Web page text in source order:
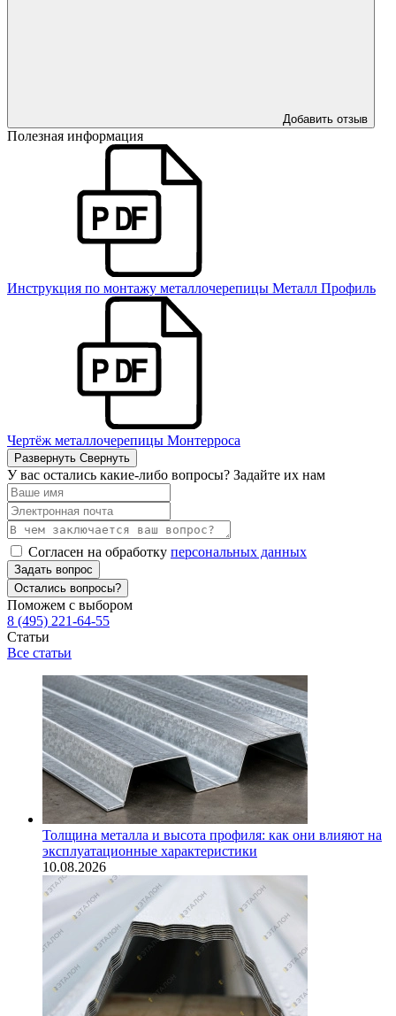
Добавить отзыв
Полезная информация
Инструкция по монтажу металлочерепицы Металл Профиль
Чертёж металлочерепицы Монтерроса
Развернуть Свернуть
У вас остались какие-либо вопросы? Задайте их нам
Согласен на обработку персональных данных
Задать вопрос
Остались вопросы?
Поможем с выбором
8 (495) 221-64-55
Статьи
Все статьи
Толщина металла и высота профиля: как они влияют на
эксплуатационные характеристики
10.08.2026